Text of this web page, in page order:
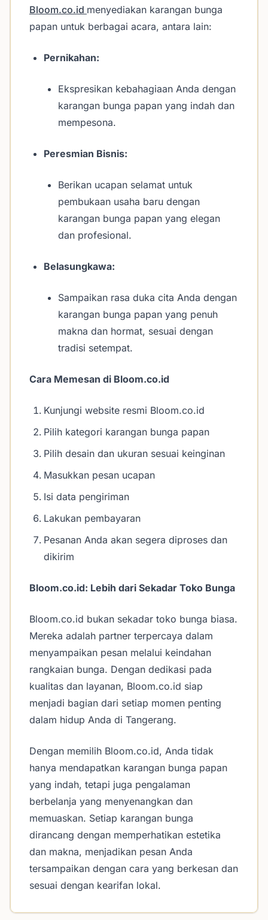
Bloom.co.id menyediakan karangan bunga
papan untuk berbagai acara, antara lain:
Pernikahan:
Ekspresikan kebahagiaan Anda dengan
karangan bunga papan yang indah dan
mempesona.
Peresmian Bisnis:
Berikan ucapan selamat untuk
pembukaan usaha baru dengan
karangan bunga papan yang elegan
dan profesional.
Belasungkawa:
Sampaikan rasa duka cita Anda dengan
karangan bunga papan yang penuh
makna dan hormat, sesuai dengan
tradisi setempat.
Cara Memesan di Bloom.co.id
Kunjungi website resmi Bloom.co.id
Pilih kategori karangan bunga papan
Pilih desain dan ukuran sesuai keinginan
Masukkan pesan ucapan
Isi data pengiriman
Lakukan pembayaran
Pesanan Anda akan segera diproses dan
dikirim
Bloom.co.id: Lebih dari Sekadar Toko Bunga
Bloom.co.id bukan sekadar toko bunga biasa.
Mereka adalah partner terpercaya dalam
menyampaikan pesan melalui keindahan
rangkaian bunga. Dengan dedikasi pada
kualitas dan layanan, Bloom.co.id siap
menjadi bagian dari setiap momen penting
dalam hidup Anda di Tangerang.
Dengan memilih Bloom.co.id, Anda tidak
hanya mendapatkan karangan bunga papan
yang indah, tetapi juga pengalaman
berbelanja yang menyenangkan dan
memuaskan. Setiap karangan bunga
dirancang dengan memperhatikan estetika
dan makna, menjadikan pesan Anda
tersampaikan dengan cara yang berkesan dan
sesuai dengan kearifan lokal.